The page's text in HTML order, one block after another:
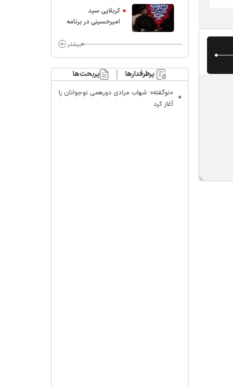
کربلایی سید
امیر‌حسینی در برنامه
محسن چاوشی چه
مراقب ماست/ مردم
دهن تفرقه افکنان بزنند
بیشتر
پرطرفدارها پربحث‌ها
«نوگفته»؛ شهاب مرادی دورهمی نوجوانان را
آغاز کرد